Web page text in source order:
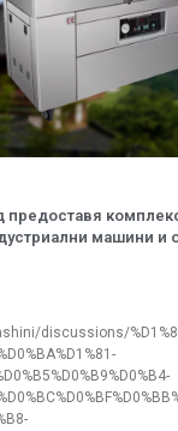
машини и
discussions/